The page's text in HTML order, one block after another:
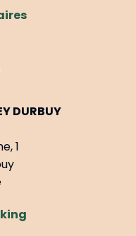
DURBUY
1